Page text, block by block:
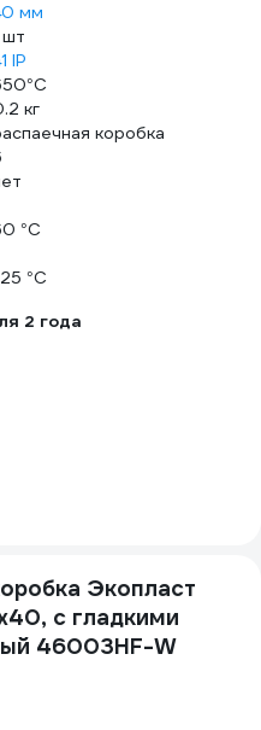
мм
шт
IP
кг
коробка
°С
°С
2 года
Экопласт
с гладкими
46003HF-W